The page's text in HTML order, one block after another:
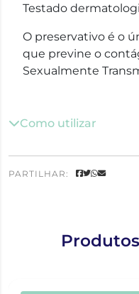
Testado
O preservativo é o
que previne o
Sexualmente
Como utilizar
PARTILHAR: